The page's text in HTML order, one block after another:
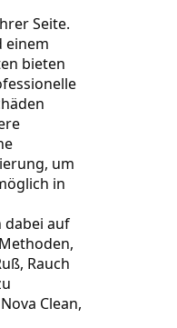
Seite.
einem
bieten
um
in
dabei auf
Rauch
Clean,